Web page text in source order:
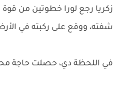
زكريا رجع لورا خطوتين من قوة
شفته، ووقع على ركبته في
في اللحظة دي، حصلت حاجة